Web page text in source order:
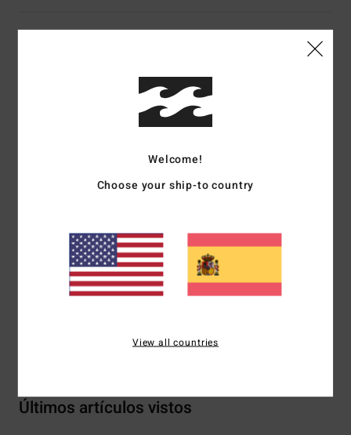
Sudadera con capucha y cremallera Verde Mujer
Código de color
corte regular
Composición[Tejido principal] 55% algodón, 25%
algodón reciclado, 20% poliéster reciclado
Envíos y Devoluciones
Últimos artículos vistos
Welcome!
Choose your ship-to country
View all countries